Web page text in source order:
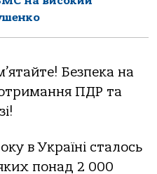
Безпека на
ПДР та
в Україні сталось
понад 2 000